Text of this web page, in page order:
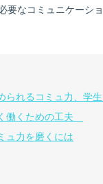
要なコミュニケーシ
られるコミュ力、学
働くための工夫
ュ力を磨くには